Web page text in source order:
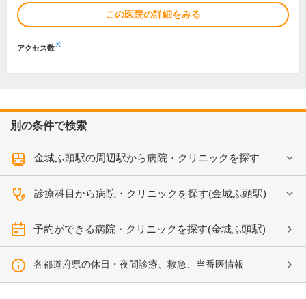
この医院の詳細をみる
アクセス数※
別の条件で検索
金城ふ頭駅の周辺駅から病院・クリニックを探す
診療科目から病院・クリニックを探す(金城ふ頭駅)
予約ができる病院・クリニックを探す(金城ふ頭駅)
各都道府県の休日・夜間診療、救急、当番医情報